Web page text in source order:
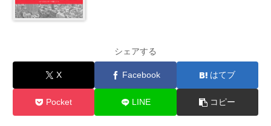
シェアする
X Facebook はてブ
Pocket LINE コピー